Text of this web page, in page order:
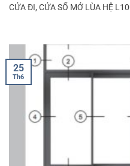
CỬA ĐI, CỬA SỔ MỞ LÙA HỆ
25
Th6